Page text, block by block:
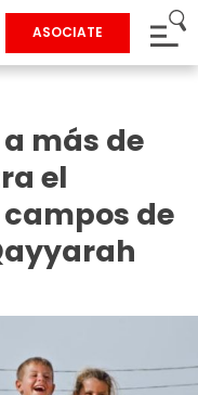
ASOCIATE
más de
el
de